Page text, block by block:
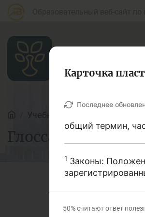
агентов
Учебные материалы
Глоссарий
В этом
Карточка
Последнее
общий термин,
1 Законы:
50%считают ответ